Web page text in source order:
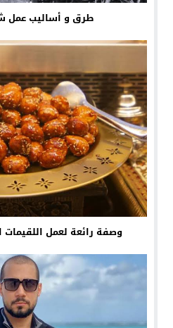
طرق و أساليب عمل
وصفة رائعة لعمل